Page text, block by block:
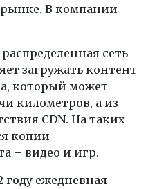
В компании
сеть
загружать контент
который может
километров, а из
CDN. На таких
копии
– видео и игр.
году ежедневная